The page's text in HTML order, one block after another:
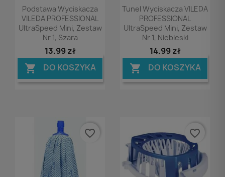
Podgląd
Podstawa Wyciskacza
VILEDA PROFESSIONAL
UltraSpeed Mini, Zestaw
Nr 1, Szara
13,99 zł
 DO KOSZYKA
Podgląd
Tunel Wyciskacza VILEDA
PROFESSIONAL
UltraSpeed Mini, Zestaw
Nr 1, Niebieski
14,99 zł
 DO KOSZYKA
favorite_border favorite_border